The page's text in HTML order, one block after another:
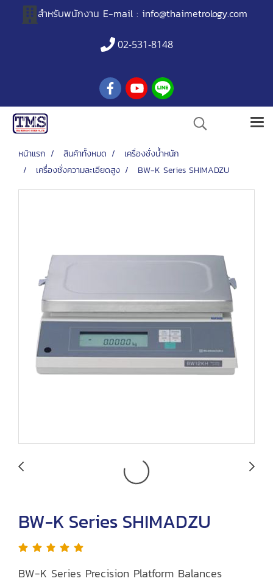
สำหรับพนักงาน E-mail : info@thaimetrology.com
02-531-8148
หน้าแรก สินค้าทั้งหมด
เครื่องชั่งน้ำหนัก
เครื่องชั่งความละเอียดสูง
BW-K Series SHIMADZU
BW-K Series SHIMADZU
BW-K Series Precision Platform Balances